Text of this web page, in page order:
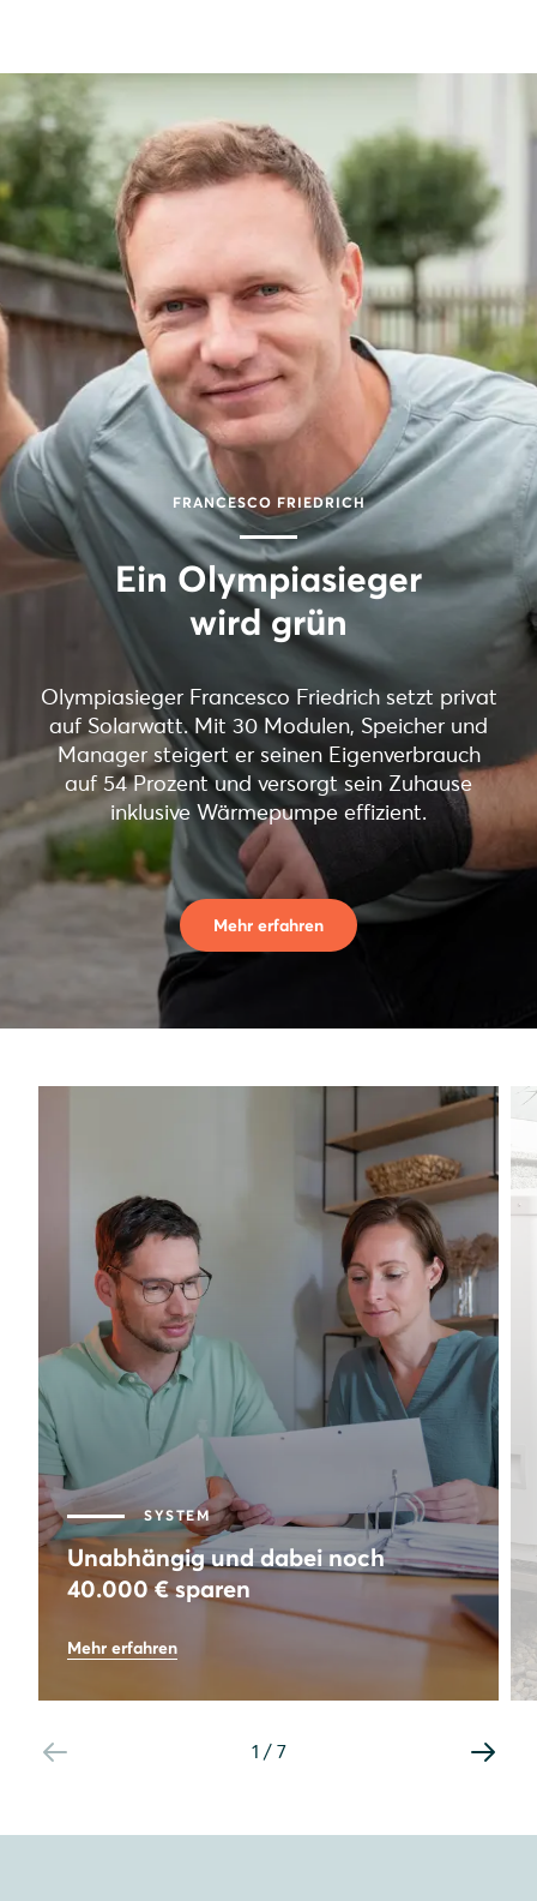
FRANCESCO FRIEDRICH
Ein Olympiasieger
wird grün
Olympiasieger Francesco Friedrich setzt privat
auf Solarwatt. Mit 30 Modulen, Speicher und
Manager steigert er seinen Eigenverbrauch
auf 54 Prozent und versorgt sein Zuhause
inklusive Wärmepumpe effizient.
Mehr erfahren
SYSTEM
Unabhängig und dabei noch
40.000 € sparen
Autarkie
8,64 kWp
Mehr erfahren
1 / 7